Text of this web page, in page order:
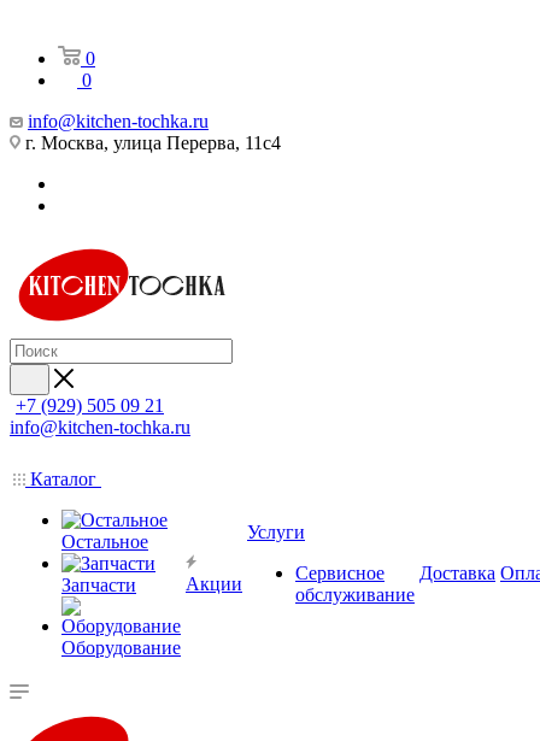
0
0
info@kitchen-tochka.ru
г. Москва, улица Перерва, 11с4
+7 (929) 505 09 21
info@kitchen-tochka.ru
Каталог
Остальное
Запчасти
Оборудование
Акции
Услуги
Сервисное
обслуживание
Доставка